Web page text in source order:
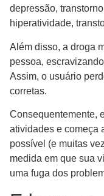
depressão,
hiperatividade,
Além disso, a droga
pessoa,
Assim, o usuário
corretas.
Consequentemente,
atividades e começa
possível (e muitas
medida em que sua
uma fuga dos